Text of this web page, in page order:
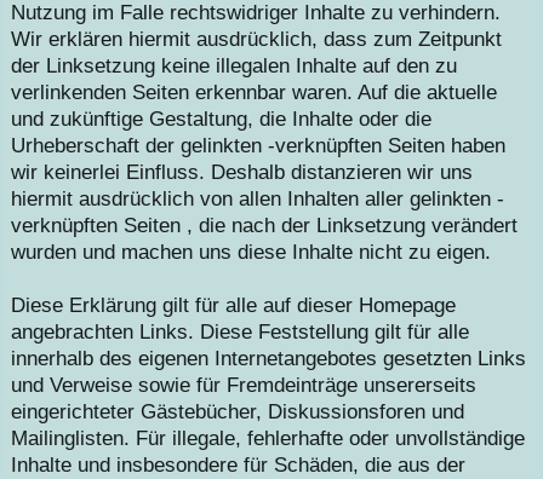
Nutzung im Falle rechtswidriger Inhalte zu verhindern.
Wir erklären hiermit ausdrücklich, dass zum Zeitpunkt
der Linksetzung keine illegalen Inhalte auf den zu
verlinkenden Seiten erkennbar waren. Auf die aktuelle
und zukünftige Gestaltung, die Inhalte oder die
Urheberschaft der gelinkten -verknüpften Seiten haben
wir keinerlei Einfluss. Deshalb distanzieren wir uns
hiermit ausdrücklich von allen Inhalten aller gelinkten -
verknüpften Seiten , die nach der Linksetzung verändert
wurden und machen uns diese Inhalte nicht zu eigen.
Diese Erklärung gilt für alle auf dieser Homepage
angebrachten Links. Diese Feststellung gilt für alle
innerhalb des eigenen Internetangebotes gesetzten Links
und Verweise sowie für Fremdeinträge unsererseits
eingerichteter Gästebücher, Diskussionsforen und
Mailinglisten. Für illegale, fehlerhafte oder unvollständige
Inhalte und insbesondere für Schäden, die aus der